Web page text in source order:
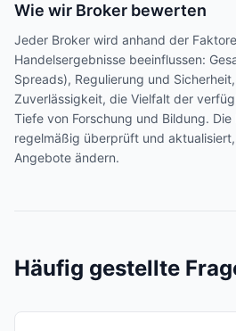
Wie wir Broker bewerten
Jeder Broker wird anhand der
Handelsergebnisse beeinflussen:
Spreads), Regulierung und
Zuverlässigkeit, die Vielfalt der
Tiefe von Forschung und Bildung.
regelmäßig überprüft und
Angebote ändern.
Häufig gestellte